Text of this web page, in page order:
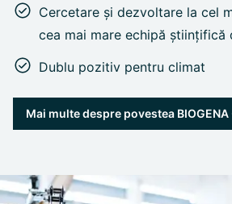
Cercetare și dezvoltare la cel
cea mai mare echipă științifică
Dublu pozitiv pentru climat
Mai multe despre povestea BIOGENA